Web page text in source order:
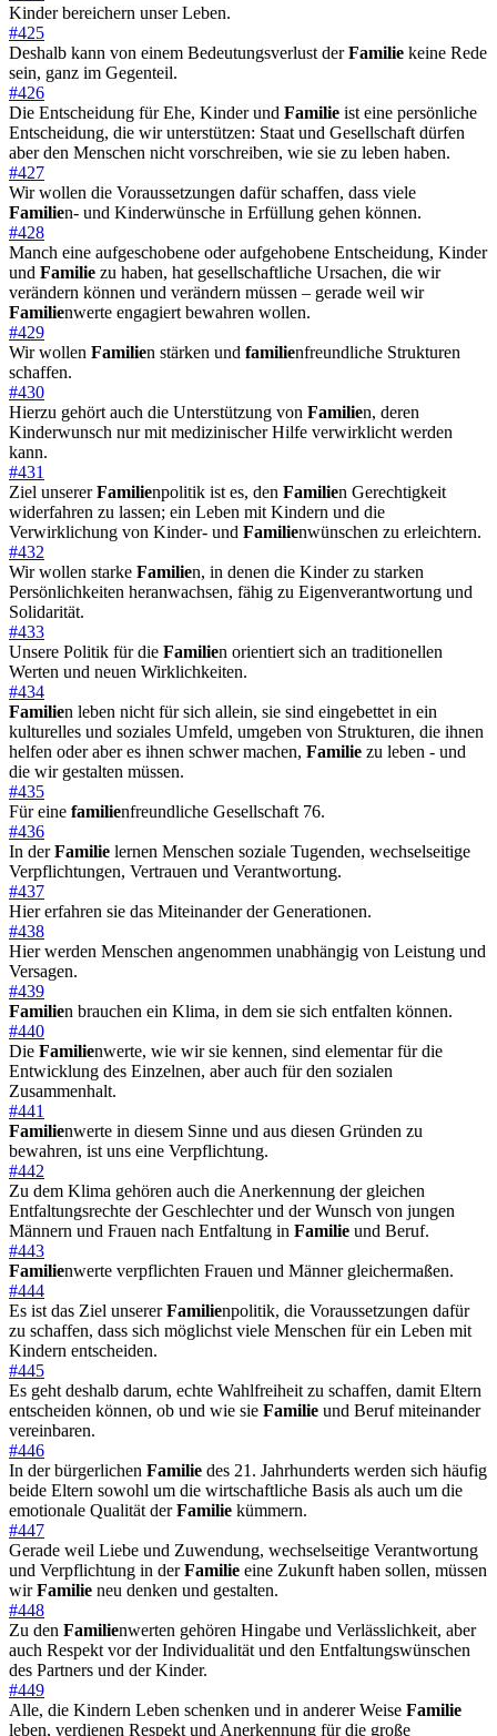
Kinder bereichern unser Leben.
#425
Deshalb kann von einem Bedeutungsverlust derFamilie keine Rede
sein, ganz im Gegenteil.
#426
Die Entscheidung für Ehe, Kinder und Familie ist eine persönliche
Entscheidung, die wir unterstützen: Staat und Gesellschaft dürfen
aber den Menschen nicht vorschreiben, wie sie zu leben haben.
#427
Wir wollen die Voraussetzungen dafür schaffen, dass viele
Familien- und Kinderwünsche in Erfüllung gehen können.
#428
Manch eine aufgeschobene oder aufgehobene Entscheidung, Kinder
und Familie zu haben, hat gesellschaftliche Ursachen, die wir
verändern können und verändern müssen – gerade weil wir
Familienwerte engagiert bewahren wollen.
#429
Wir wollen Familien stärken und familienfreundliche Strukturen
schaffen.
#430
Hierzu gehört auch die Unterstützung von Familien, deren
Kinderwunsch nur mit medizinischer Hilfe verwirklicht werden
kann.
#431
Ziel unsererFamilienpolitik ist es, den Familien Gerechtigkeit
widerfahren zu lassen; ein Leben mit Kindern und die
Verwirklichung von Kinder- und Familienwünschen zu erleichtern.
#432
Wir wollen starke Familien, in denen die Kinder zu starken
Persönlichkeiten heranwachsen, fähig zu Eigenverantwortung und
Solidarität.
#433
Unsere Politik für die Familien orientiert sich an traditionellen
Werten und neuen Wirklichkeiten.
#434
Familien leben nicht für sich allein, sie sind eingebettet in ein
kulturelles und soziales Umfeld, umgeben von Strukturen, die ihnen
helfen oder aber es ihnen schwer machen, Familie zu leben - und
die wir gestalten müssen.
#435
Für eine familienfreundliche Gesellschaft 76.
#436
In derFamilie lernen Menschen soziale Tugenden, wechselseitige
Verpflichtungen, Vertrauen und Verantwortung.
#437
Hier erfahren sie das Miteinander der Generationen.
#438
Hier werden Menschen angenommen unabhängig von Leistung und
Versagen.
#439
Familien brauchen ein Klima, in dem sie sich entfalten können.
#440
Die Familienwerte, wie wir sie kennen, sind elementar für die
Entwicklung des Einzelnen, aber auch für den sozialen
Zusammenhalt.
#441
Familienwerte in diesem Sinne und aus diesen Gründen zu
bewahren, ist uns eine Verpflichtung.
#442
Zu dem Klima gehören auch die Anerkennung der gleichen
Entfaltungsrechte der Geschlechter und der Wunsch von jungen
Männern und Frauen nach Entfaltung in Familie und Beruf.
#443
Familienwerte verpflichten Frauen und Männer gleichermaßen.
#444
Es ist das Ziel unsererFamilienpolitik, die Voraussetzungen dafür
zu schaffen, dass sich möglichst viele Menschen für ein Leben mit
Kindern entscheiden.
#445
Es geht deshalb darum, echte Wahlfreiheit zu schaffen, damit Eltern
entscheiden können, ob und wie sie Familie und Beruf miteinander
vereinbaren.
#446
In der bürgerlichen Familie des 21. Jahrhunderts werden sich häufig
beide Eltern sowohl um die wirtschaftliche Basis als auch um die
emotionale Qualität derFamilie kümmern.
#447
Gerade weil Liebe und Zuwendung, wechselseitige Verantwortung
und Verpflichtung in derFamilie eine Zukunft haben sollen, müssen
wirFamilie neu denken und gestalten.
#448
Zu den Familienwerten gehören Hingabe und Verlässlichkeit, aber
auch Respekt vor der Individualität und den Entfaltungswünschen
des Partners und der Kinder.
#449
Alle, die Kindern Leben schenken und in anderer Weise Familie
leben, verdienen Respekt und Anerkennung für die große